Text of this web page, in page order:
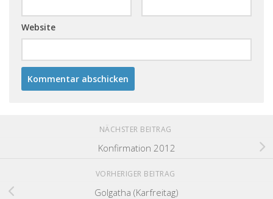
Website
NÄCHSTER BEITRAG
Konfirmation 2012
VORHERIGER BEITRAG
Golgatha (Karfreitag)